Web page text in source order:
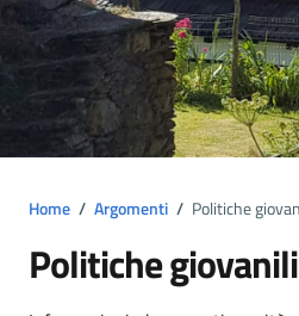
Home / Argomenti / Politiche
Politiche giovanili